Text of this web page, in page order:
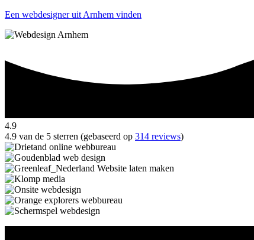
Een webdesigner uit Arnhem vinden
4.9
4.9 van de 5 sterren (gebaseerd op 314 reviews)